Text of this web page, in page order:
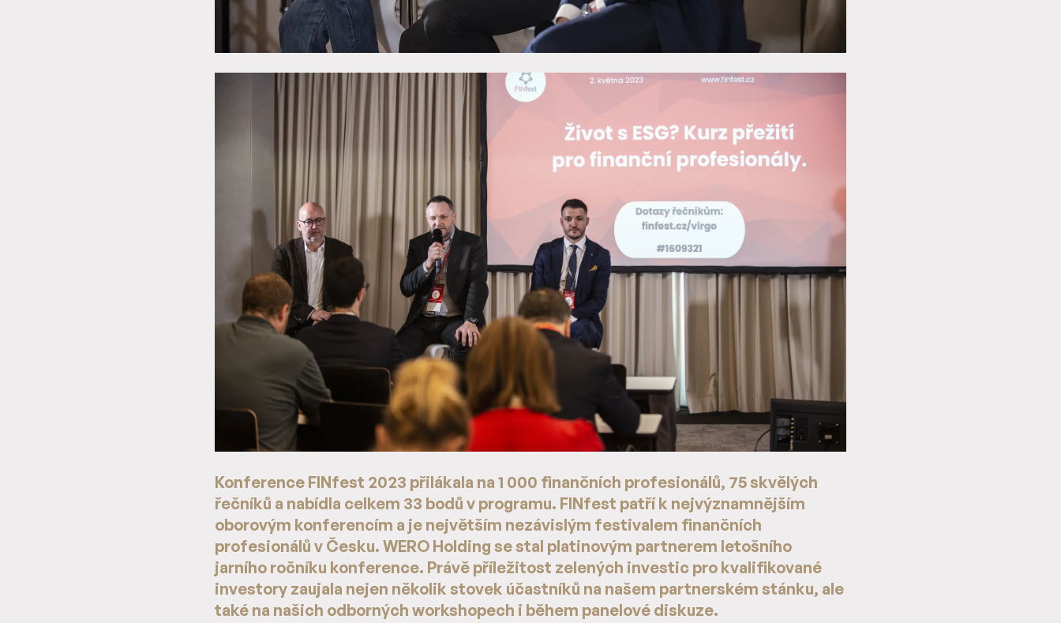
Konference FINfest 2023 přilákala na 1 000 finančních profesionálů, 75 skvělých
řečníků a nabídla celkem 33 bodů v programu. FINfest patří k nejvýznamnějším
oborovým konferencím a je největším nezávislým festivalem finančních
profesionálů v Česku. WERO Holding se stal platinovým partnerem letošního
jarního ročníku konference. Právě příležitost zelených investic pro kvalifikované
investory zaujala nejen několik stovek účastníků na našem partnerském stánku, ale
také na našich odborných workshopech i během panelové diskuze.